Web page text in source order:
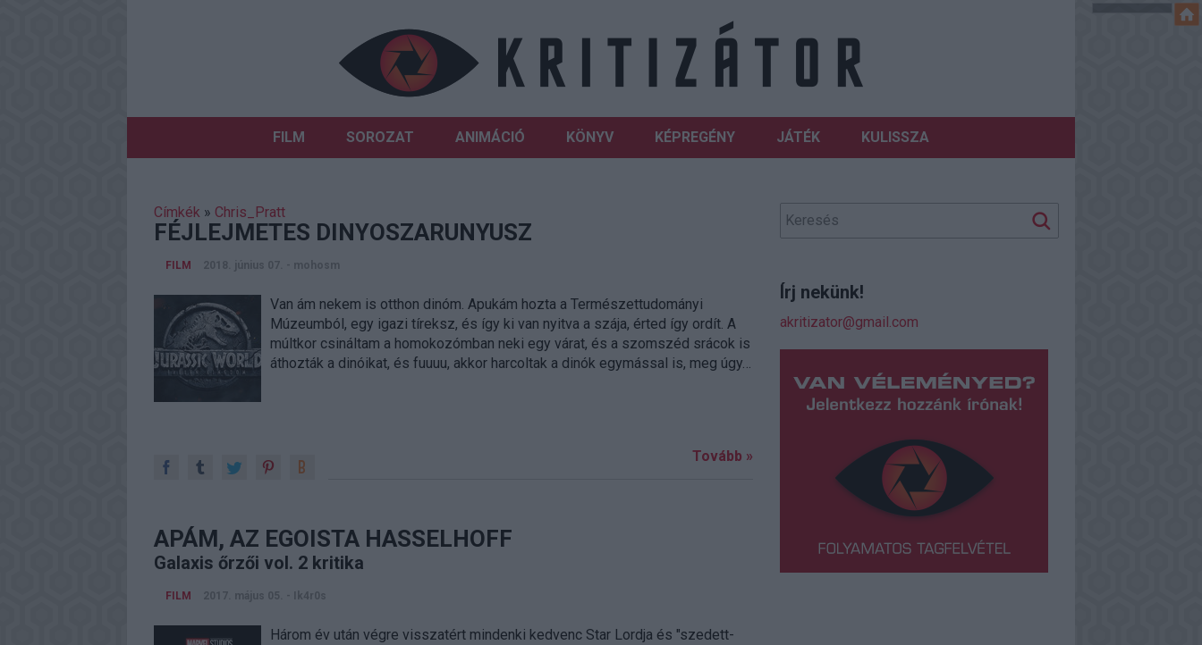
FILM SOROZAT ANIMÁCIÓ KÖNYV KÉPREGÉNY JÁTÉK KULISSZA
Címkék » Chris_Pratt
FÉJLEJMETES DINYOSZARUNYUSZ
FILM 2018. június 07. - mohosm
Van ám nekem is otthon dinóm. Apukám hozta a Természettudományi
Múzeumból, egy igazi tíreksz, és így ki van nyitva a szája, érted így ordít. A
múltkor csináltam a homokozómban neki egy várat, és a szomszéd srácok is
áthozták a dinóikat, és fuuuu, akkor harcoltak a dinók egymással is, meg úgy…
Tovább »
APÁM, AZ EGOISTA HASSELHOFF
Galaxis őrzői vol. 2 kritika
FILM 2017. május 05. - Ik4r0s
Három év után végre visszatért mindenki kedvenc Star Lordja és "szedett-
Írj nekünk!
akritizator@gmail.com